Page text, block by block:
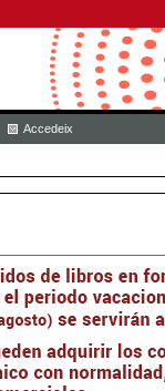
Accedeix